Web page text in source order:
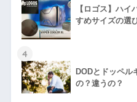
【ロゴス】ハ
すめサイズの選
4
DODとドッペル
の？違うの？